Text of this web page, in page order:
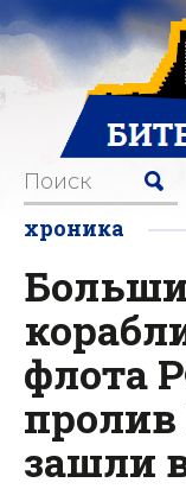
хроника
флота
пролив
зашли